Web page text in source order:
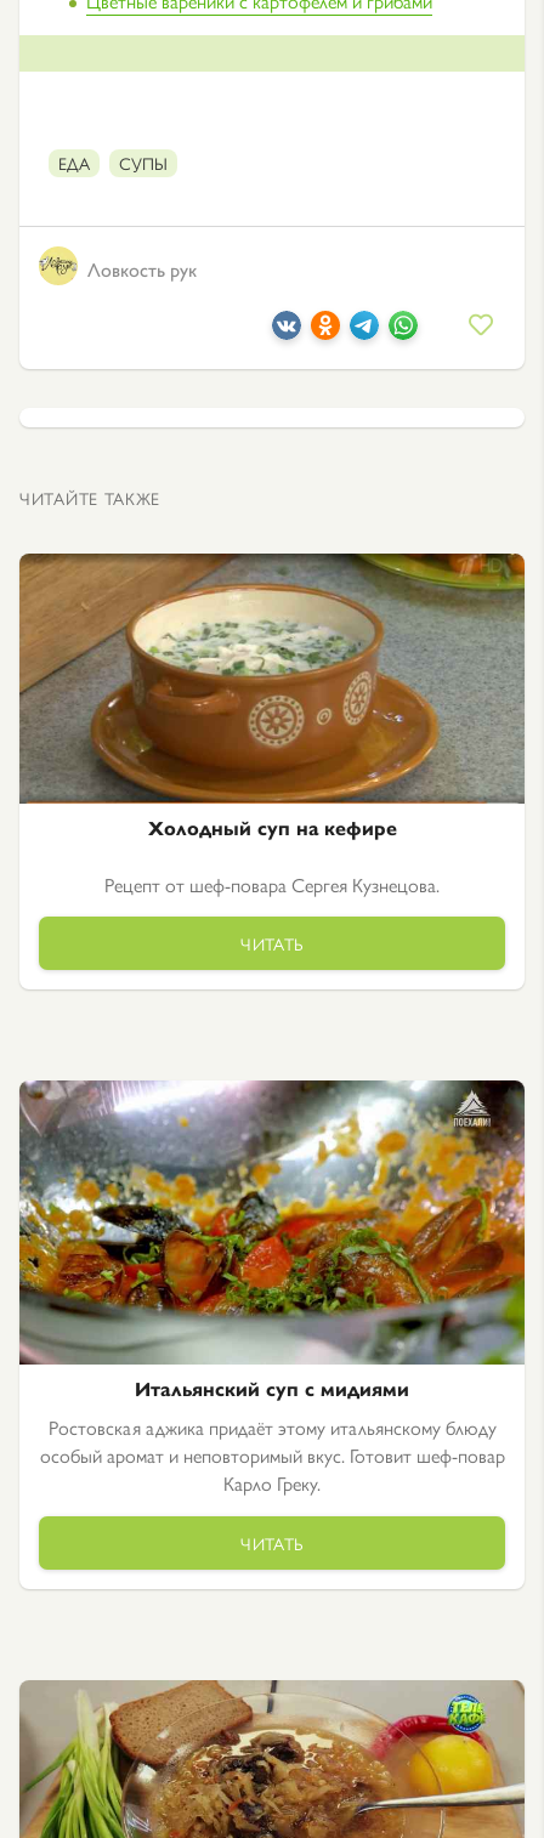
ЕДА СУПЫ
Ловкость рук
ЧИТАЙТЕ ТАКЖЕ
Холодный суп на кефире
Рецепт от шеф-повара Сергея Кузнецова.
ЧИТАТЬ
Итальянский суп с мидиями
Ростовская аджика придаёт этому итальянскому блюду
особый аромат и неповторимый вкус. Готовит шеф-повар
Карло Греку.
ЧИТАТЬ